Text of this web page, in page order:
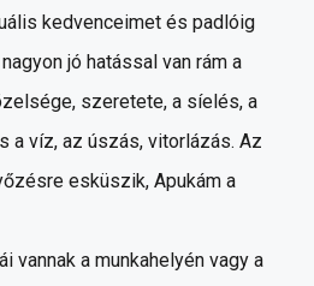
kedvenceimet és padlóig
jó hatással van rám a
szeretete, a síelés, a
a víz, az úszás, vitorlázás. Az
esküszik, Apukám a
vannak a munkahelyén vagy a